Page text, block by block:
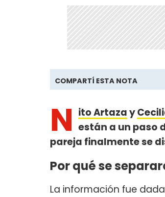
COMPARTÍ ESTA NOTA
N ito Artazay
están a un paso
pareja finalmente se
Por qué se
La información fue